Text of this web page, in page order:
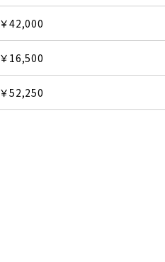
￥42,000
￥16,500
￥52,250